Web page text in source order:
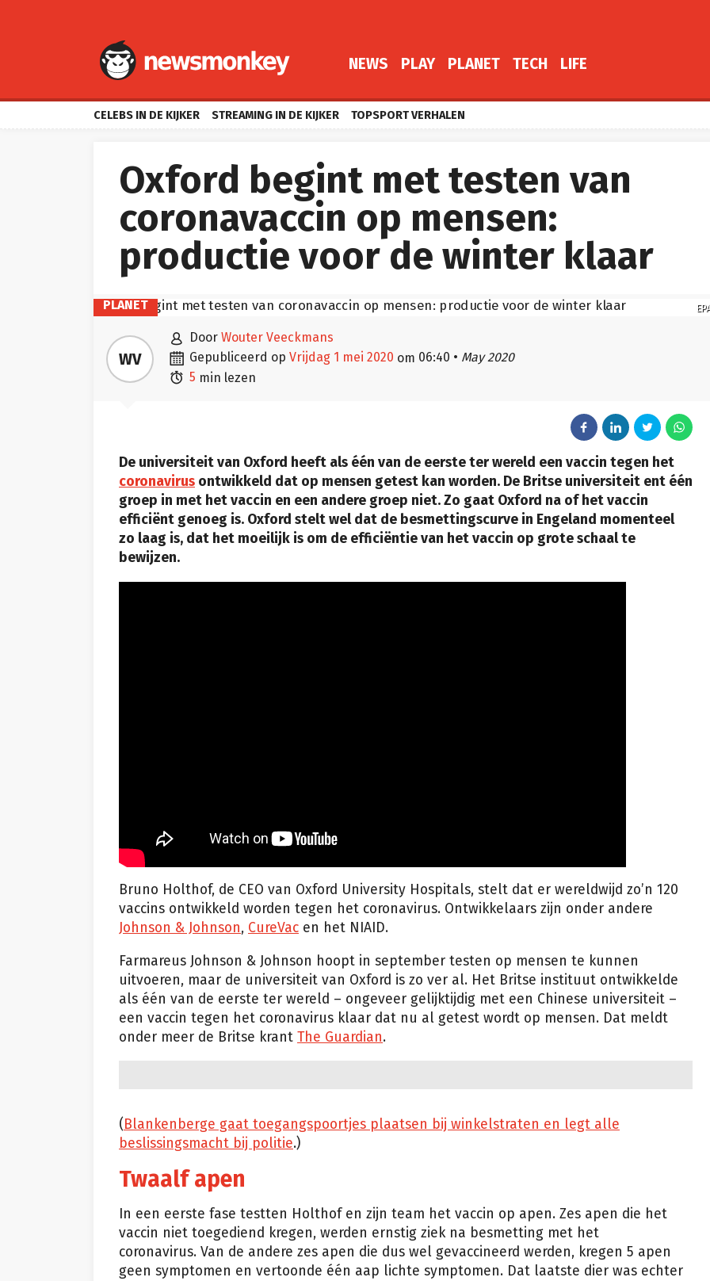
NEWS PLAY PLANET TECH LIFE
CELEBS IN DE KIJKER STREAMING IN DE KIJKER TOPSPORT VERHALEN
Oxford begint met testen van
coronavaccin op mensen:
productie voor de winter klaar
PLANET
WV
 door Wouter Veeckmans
 gepubliceerd op vrijdag 1 mei 2020 om 06:40 • May 2020
 5 min lezen
De universiteit van Oxford heeft als één van de eerste ter wereld een vaccin tegen het
coronavirus ontwikkeld dat op mensen getest kan worden. De Britse universiteit ent één
groep in met het vaccin en een andere groep niet. Zo gaat Oxford na of het vaccin
efficiënt genoeg is. Oxford stelt wel dat de besmettingscurve in Engeland momenteel
zo laag is, dat het moeilijk is om de efficiëntie van het vaccin op grote schaal te
bewijzen.
Bruno Holthof, de CEO van Oxford University Hospitals, stelt dat er wereldwijd zo’n 120
vaccins ontwikkeld worden tegen het coronavirus. Ontwikkelaars zijn onder andere
Johnson & Johnson, CureVac en het NIAID.
Farmareus Johnson & Johnson hoopt in september testen op mensen te kunnen
uitvoeren, maar de universiteit van Oxford is zo ver al. Het Britse instituut ontwikkelde
als één van de eerste ter wereld – ongeveer gelijktijdig met een Chinese universiteit –
een vaccin tegen het coronavirus klaar dat nu al getest wordt op mensen. Dat meldt
onder meer de Britse krant The Guardian.
( Blankenberge gaat toegangspoortjes plaatsen bij winkelstraten en legt alle
beslissingsmacht bij politie.)
Twaalf apen
In een eerste fase testten Holthof en zijn team het vaccin op apen. Zes apen die het
vaccin niet toegediend kregen, werden ernstig ziek na besmetting met het
coronavirus. Van de andere zes apen die dus wel gevaccineerd werden, kregen 5 apen
geen symptomen en vertoonde één aap lichte symptomen. Dat laatste dier was echter